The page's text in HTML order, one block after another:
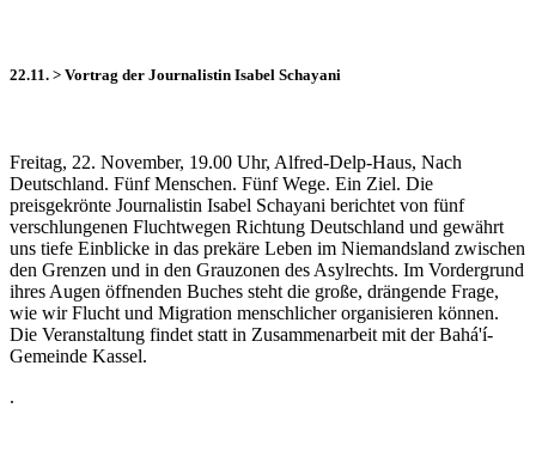
22.11. > Vortrag der Journalistin Isabel Schayani
Freitag, 22. November, 19.00 Uhr, Alfred-Delp-Haus, Nach
Deutschland. Fünf Menschen. Fünf Wege. Ein Ziel. Die
preisgekrönte Journalistin Isabel Schayani berichtet von fünf
verschlungenen Fluchtwegen Richtung Deutschland und gewährt
uns tiefe Einblicke in das prekäre Leben im Niemandsland zwischen
den Grenzen und in den Grauzonen des Asylrechts. Im Vordergrund
ihres Augen öffnenden Buches steht die große, drängende Frage,
wie wir Flucht und Migration menschlicher organisieren können.
Die Veranstaltung findet statt in Zusammenarbeit mit der Bahá'í-
Gemeinde Kassel.
.